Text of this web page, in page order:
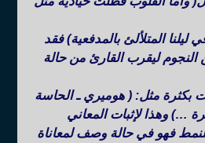
ليلنا المتلألئ بالمدفعية) فقد
النجوم ليقرب القارئ من حالة
بكثرة مثل: ( هوميري ـ الحاسة
…) وهذا لإثبات المعاني
فهو في حالة وصف لمعاناة